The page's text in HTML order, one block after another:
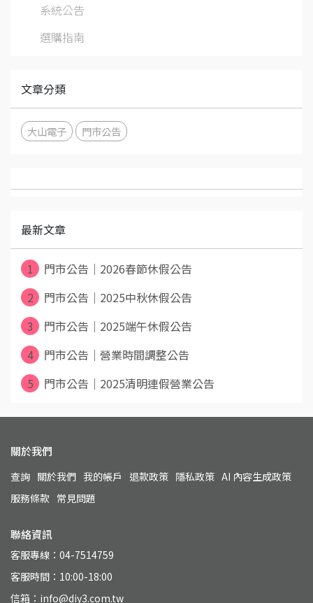
系統公告
選購指南
文章分類
大山電子 門市公告
最新文章
1
門市公告｜2026春節休假公告
2
門市公告｜2025中秋休假公告
3
門市公告｜2025端午休假公告
4
門市公告｜營業時間調整公告
5
門市公告｜2025清明連假營業公告
關於我們
查詢 關於我們 我的帳戶 退款政策 隱私政策 AI 內容生成政策
服務條款 常見問題
聯絡資訊
客服專線：04-7514759
客服時間：10:00-18:00
信箱：info@diy3.com.tw